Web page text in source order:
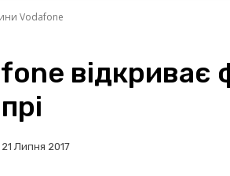
Vodafone
відкриває
21 Липня 2017